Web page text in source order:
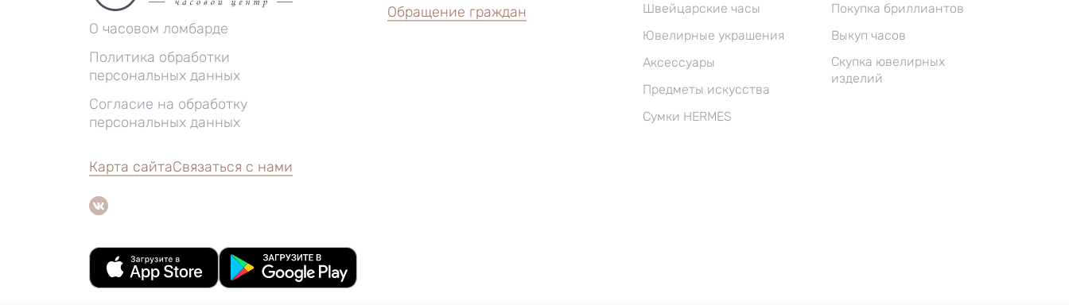
О часовом ломбарде
Политика обработки
персональных данных
Согласие на обработку
персональных данных
Обращение граждан
Швейцарские часы
Ювелирные украшения
Аксессуары
Предметы искусства
Сумки HERMES
Покупка бриллиантов
Выкуп часов
Скупка ювелирных
изделий
Карта сайтаСвязаться с нами